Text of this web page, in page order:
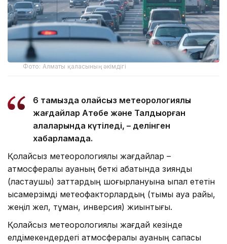
Фото: Алматы қаласының әкімдігі
6 тамызда қолайсыз метеорологиялық
жағдайлар Ақтөбе және Талдықорған
қалаларында күтіледі, – делінген
хабарламада.
Қолайсыз метеорологиялық жағдайлар –
атмосфералық ауаның беткі қабатында зиянды
(ластаушы) заттардың шоғырлануына ықпал ететін
қысқамерзімді метеофакторлардың (тымық ауа райы,
жеңіл жел, тұман, инверсия) жиынтығы.
Қолайсыз метеорологиялық жағдай кезінде
елдімекендердегі атмосфералық ауаның сапасы